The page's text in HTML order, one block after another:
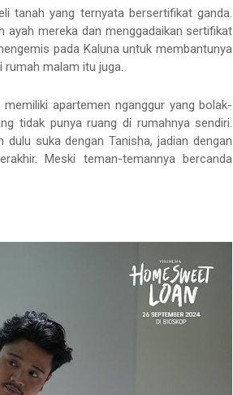
tanah yang ternyata bersertifikat ganda.
ayah mereka dan menggadaikan sertifikat
pada Kaluna untuk membantunya
rumah malam itu juga.
apartemen nganggur yang bolak-
tidak punya ruang di rumahnya sendiri.
suka dengan Tanisha, jadian dengan
Meski teman-temannya bercanda